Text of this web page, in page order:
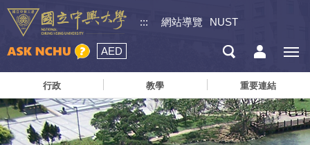
::: 網站導覽 NUST
AED
行政 教學 重要連結